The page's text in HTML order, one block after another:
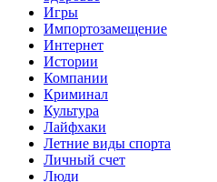
Игры
Импортозамещение
Интернет
Истории
Компании
Криминал
Культура
Лайфхаки
Летние виды спорта
Личный счет
Люди